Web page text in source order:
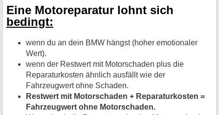
Eine Motoreparatur lohnt sich
bedingt:
wenn du an dein BMW hängst (hoher emotionaler
Wert).
wenn der Restwert mit Motorschaden plus die
Reparaturkosten ähnlich ausfällt wie der
Fahrzeugwert ohne Schaden.
Restwert mit Motorschaden + Reparaturkosten =
Fahrzeugwert ohne Motorschaden.